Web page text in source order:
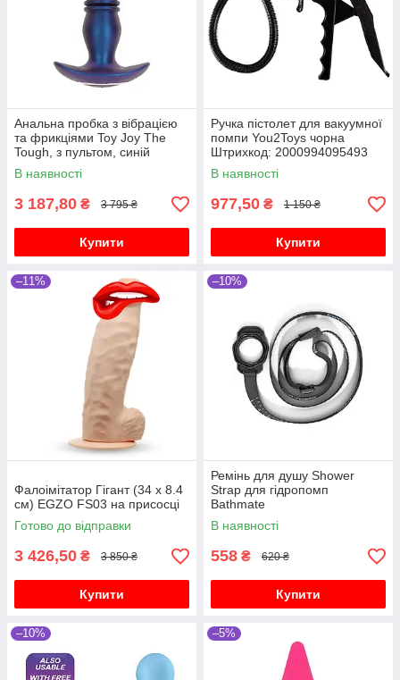
Анальна пробка з вібрацією
та фрикціями Toy Joy The
Tough, з пультом, синій
В наявності
3 187,80 ₴ 3 795 ₴
Купити
Ручка пістолет для вакуумної
помпи You2Toys чорна
Штрихкод: 2000994095493
В наявності
977,50 ₴ 1 150 ₴
Купити
–11%
Фалоімітатор Гігант (34 х 8.4
см) EGZO FS03 на присосці
Готово до відправки
3 426,50 ₴ 3 850 ₴
Купити
–10%
Ремінь для душу Shower
Strap для гідропомп
Bathmate
В наявності
558 ₴ 620 ₴
Купити
–10% –5%